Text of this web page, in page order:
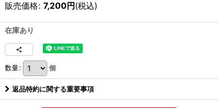
販売価格: 7,200円(税込)
在庫あり
数量: 個
返品特約に関する重要事項